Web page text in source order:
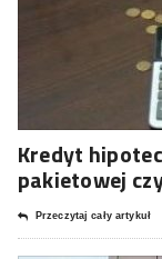
Kredyt
pakietowej
Przeczytaj cały artykuł